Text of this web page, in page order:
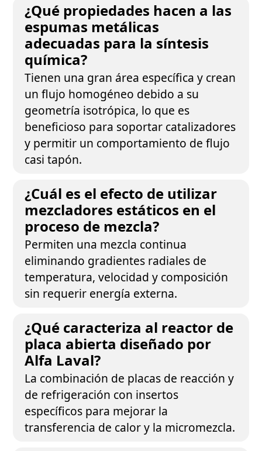
¿Qué propiedades hacen a las
espumas metálicas
adecuadas para la síntesis
química?
Tienen una gran área específica y crean
un flujo homogéneo debido a su
geometría isotrópica, lo que es
beneficioso para soportar catalizadores
y permitir un comportamiento de flujo
casi tapón.
¿Cuál es el efecto de utilizar
mezcladores estáticos en el
proceso de mezcla?
Permiten una mezcla continua
eliminando gradientes radiales de
temperatura, velocidad y composición
sin requerir energía externa.
¿Qué caracteriza al reactor de
placa abierta diseñado por
Alfa Laval?
La combinación de placas de reacción y
de refrigeración con insertos
específicos para mejorar la
transferencia de calor y la micromezcla.